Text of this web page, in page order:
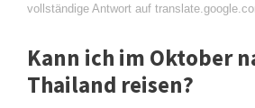
vollständige Antwort auf
Kann ich im Oktober
Thailand reisen?